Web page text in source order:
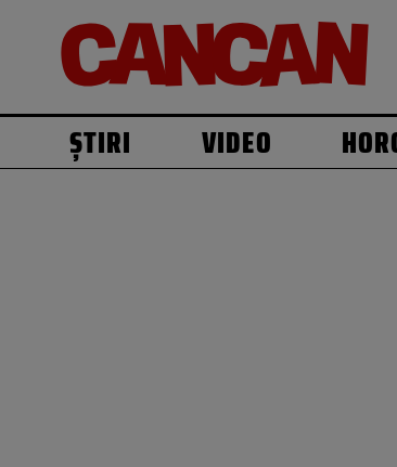
ȘTIRI VIDEO